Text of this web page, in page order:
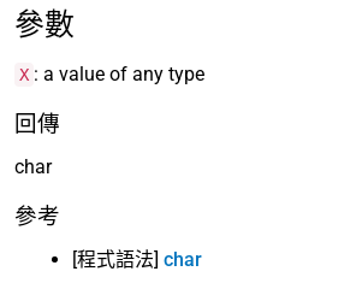
參數
X : a value of any type
回傳
char
參考
[程式語法] char